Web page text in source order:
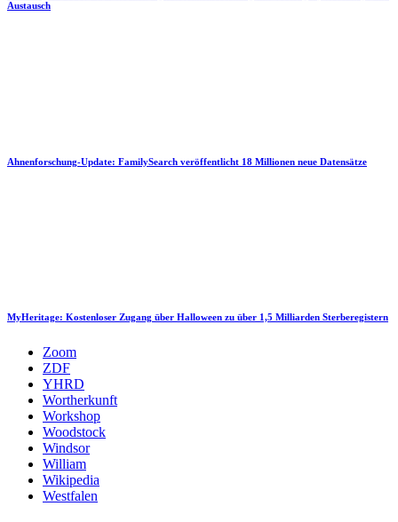
Austausch
Ahnenforschung-Update: FamilySearch veröffentlicht 18 Millionen neue Datensätze
MyHeritage: Kostenloser Zugang über Halloween zu über 1,5 Milliarden Sterberegistern
Zoom
ZDF
YHRD
Wortherkunft
Workshop
Woodstock
Windsor
William
Wikipedia
Westfalen